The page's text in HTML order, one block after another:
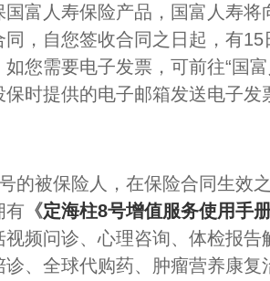
国富人寿保险产品，国富人寿
，自您签收合同之日起，有15
您需要电子发票，可前往“国
时提供的电子邮箱发送电子发
的被保险人，在保险合同生效
有 《定海柱8号增值服务使用手
视频问诊、心理咨询、体检报
诊、全球代购药、肿瘤营养康